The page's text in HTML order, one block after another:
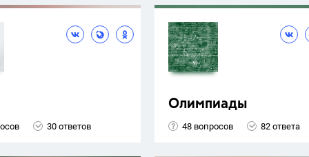
30 ответов
Олимпиады
48 вопросов 82 ответа